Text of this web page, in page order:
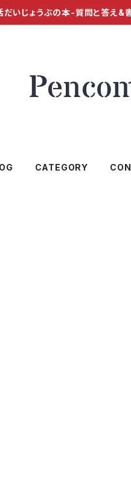
だいじょうぶの本-質問と答え&
CATEGORY